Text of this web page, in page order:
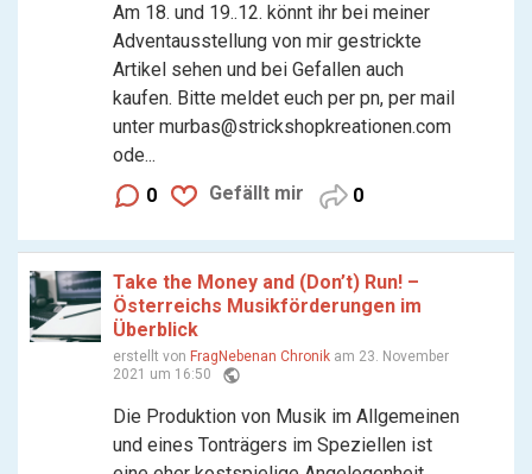
Am 18. und 19..12. könnt ihr bei meiner
Adventausstellung von mir gestrickte
Artikel sehen und bei Gefallen auch
kaufen. Bitte meldet euch per pn, per mail
unter murbas@strickshopkreationen.com
ode...
0
Gefällt mir 0
Take the Money and (Don’t) Run! –
Österreichs Musik­förderungen im
Überblick
erstellt von FragNebenan Chronik am 23. November
2021 um 16:50 public
Die Produktion von Musik im Allgemeinen
und eines Tonträgers im Speziellen ist